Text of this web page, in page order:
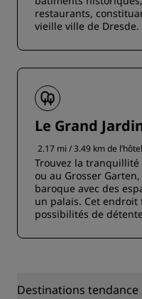
restaurants,
vieille ville de Dresde.
Le Grand
2.17 mi / 3.49 km de l’hôtel
Trouvez la tranquillité
ou au Grosser
baroque avec des
un palais. Cet
possibilités de
Destinations tendance